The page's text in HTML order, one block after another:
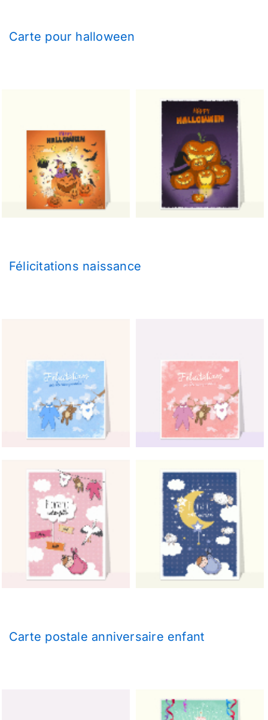
Carte pour halloween
Félicitations naissance
Carte postale anniversaire enfant